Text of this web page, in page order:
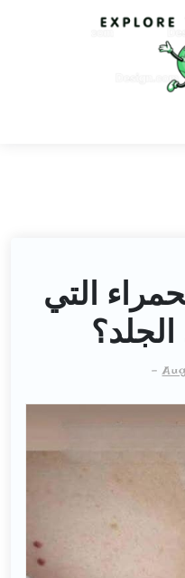
التي
-